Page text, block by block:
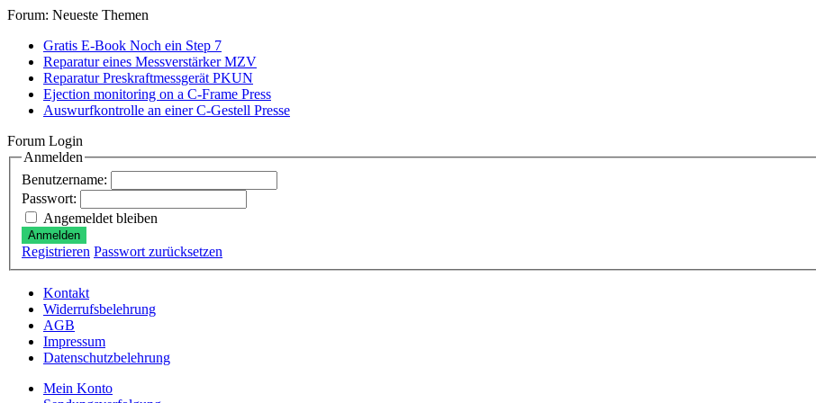
Forum: Neueste Themen
Gratis E-Book Noch ein Step 7
Reparatur eines Messverstärker MZV
Reparatur Preskraftmessgerät PKUN
Ejection monitoring on a C-Frame Press
Auswurfkontrolle an einer C-Gestell Presse
Forum Login
Anmelden
Benutzername:
Passwort:
Angemeldet bleiben
Anmelden
Registrieren Passwort zurücksetzen
Kontakt
Widerrufsbelehrung
AGB
Impressum
Datenschutzbelehrung
Mein Konto